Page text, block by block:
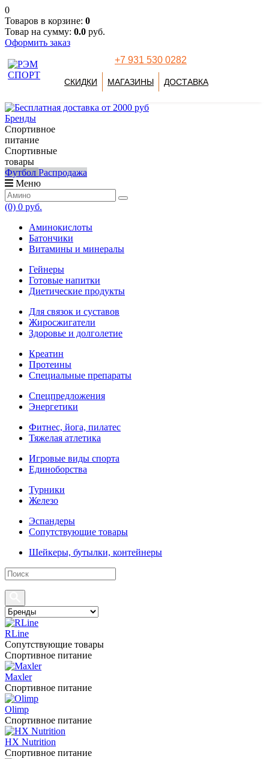
0
Товаров в корзине: 0
Товар на сумму: 0.0 руб.
Оформить заказ
+7 931 530 0282
СКИДКИ МАГАЗИНЫ ДОСТАВКА
Бренды
Спортивное
питание
Спортивные
товары
Футбол Распродажа
Меню
(0) 0 руб.
Аминокислоты
Батончики
Витамины и минералы
Гейнеры
Готовые напитки
Диетические продукты
Для связок и суставов
Жиросжигатели
Здоровье и долголетие
Креатин
Протеины
Специальные препараты
Спецпредложения
Энергетики
Фитнес, йога, пилатес
Тяжелая атлетика
Игровые виды спорта
Единоборства
Турники
Железо
Эспандеры
Сопутствующие товары
Шейкеры, бутылки, контейнеры
RLine
Сопутствующие товары
Спортивное питание
Maxler
Спортивное питание
Olimp
Спортивное питание
HX Nutrition
Спортивное питание